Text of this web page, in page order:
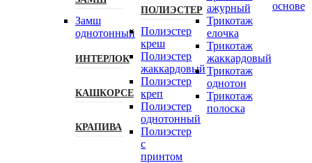
Замш
однотонный
ИНТЕРЛОК
КАШКОРСЕ
КРАПИВА
ПОЛИЭСТЕР
Полиэстeр
креш
Полиэстер
жаккардовый
Полиэстер
креп
Полиэстер
однотонный
Полиэстер
с
принтом
ажурный
Трикотаж
елочка
Трикотаж
жаккардовый
Трикотаж
однотон
Трикотаж
полоска
основе